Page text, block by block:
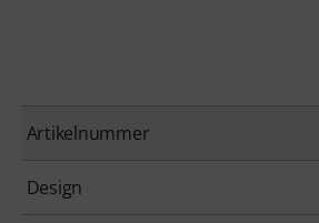
Artikelnummer
Design